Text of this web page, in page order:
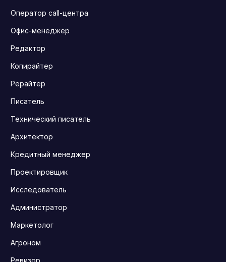
Оператор call-центра
Офис-менеджер
Редактор
Копирайтер
Рерайтер
Писатель
Технический писатель
Архитектор
Кредитный менеджер
Проектировщик
Исследователь
Администратор
Маркетолог
Агроном
Ревизор